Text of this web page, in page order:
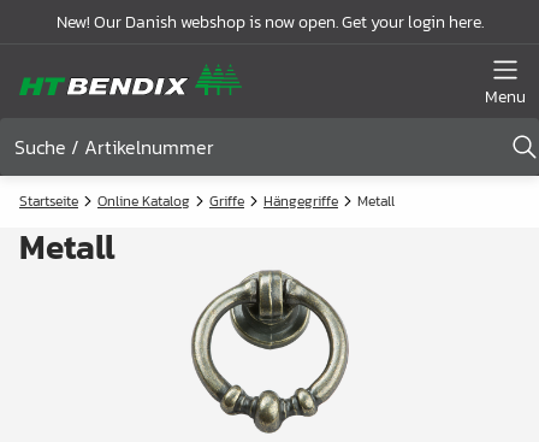
New! Our Danish webshop is now open. Get your login here.
Menu
Startseite Online Katalog Griffe Hängegriffe Metall
Metall